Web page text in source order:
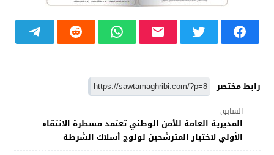
رابط مختصر
السابق
المديرية العامة للأمن الوطني تعتمد مسطرة الانتقاء
الأولي لاختيار المترشحين لولوج أسلاك الشرطة